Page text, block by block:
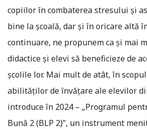
copiilor în combaterea stresului și
bine la școală, dar și în oricare altă
continuare, ne propunem ca și mai
didactice și elevi să beneficieze de
școlile lor. Mai mult de atât, în
abilităților de învățare ale elevilor
introduce în 2024 – „Programul
Bună 2 (BLP 2)”, un instrument